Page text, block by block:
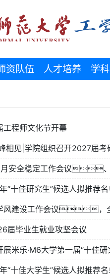
资队伍 人才培养 学
工程师文化节开幕
相见|学院组织召开2027届考
安全稳定工作会议、
“十佳研究生”候选人拟推荐
风建设工作会议，
届毕业生就业攻坚会议
米乐·M6大学第一届“十佳
“十佳大学生”候选人拟推荐